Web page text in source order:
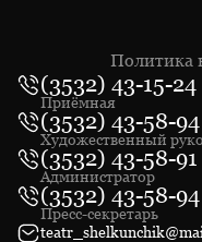
Политика
(3532) 43-15-24
Приёмная
(3532) 43-58-94
Художественный
(3532) 43-58-91
Администратор
(3532) 43-58-94
Пресс-секретарь